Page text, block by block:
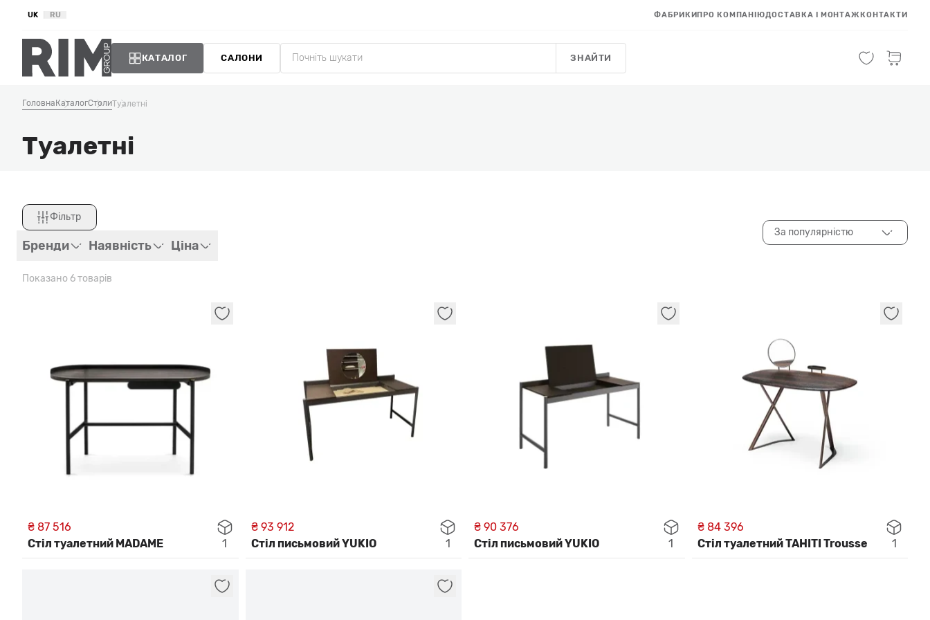
UK RU ФАБРИКИПРО КОМПАНІЮДОСТАВКА І МОНТАЖКОНТАКТИ
КАТАЛОГ САЛОНИ ЗНАЙТИ
Головна КаталогСтолиТуалетні
Туалетні
Фільтр
Закрити
Бренди Наявність Ціна
За популярністю
Показано 6 товарів
₴ 87 516
Стіл туалетний MADAME
1
₴ 93 912
Стіл письмовий YUKIO
1
₴ 90 376
Стіл письмовий YUKIO
1
₴ 84 396
Стіл туалетний TAHITI Trousse
1